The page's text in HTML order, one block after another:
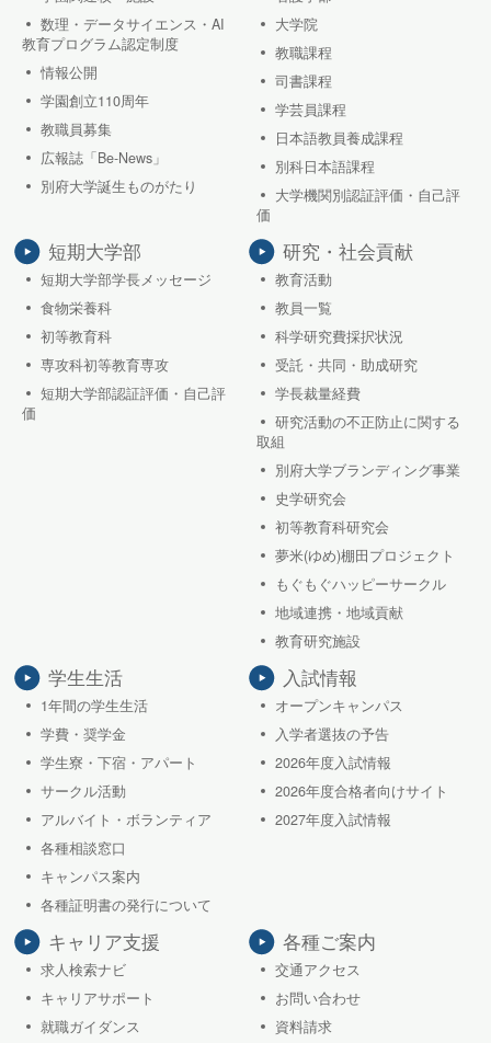
数理・データサイエンス・AI
教育プログラム認定制度
情報公開
学園創立110周年
教職員募集
広報誌「Be-News」
別府大学誕生ものがたり
大学院
教職課程
司書課程
学芸員課程
日本語教員養成課程
別科日本語課程
大学機関別認証評価・自己評
価
短期大学部
短期大学部学長メッセージ
食物栄養科
初等教育科
専攻科初等教育専攻
短期大学部認証評価・自己評
価
研究・社会貢献
教育活動
教員一覧
科学研究費採択状況
受託・共同・助成研究
学長裁量経費
研究活動の不正防止に関する
取組
別府大学ブランディング事業
史学研究会
初等教育科研究会
夢米(ゆめ)棚田プロジェクト
もぐもぐハッピーサークル
地域連携・地域貢献
教育研究施設
学生生活
1年間の学生生活
学費・奨学金
学生寮・下宿・アパート
サークル活動
アルバイト・ボランティア
各種相談窓口
キャンパス案内
各種証明書の発行について
入試情報
オープンキャンパス
入学者選抜の予告
2026年度入試情報
2026年度合格者向けサイト
2027年度入試情報
キャリア支援
求人検索ナビ
キャリアサポート
就職ガイダンス
各種ご案内
交通アクセス
お問い合わせ
資料請求